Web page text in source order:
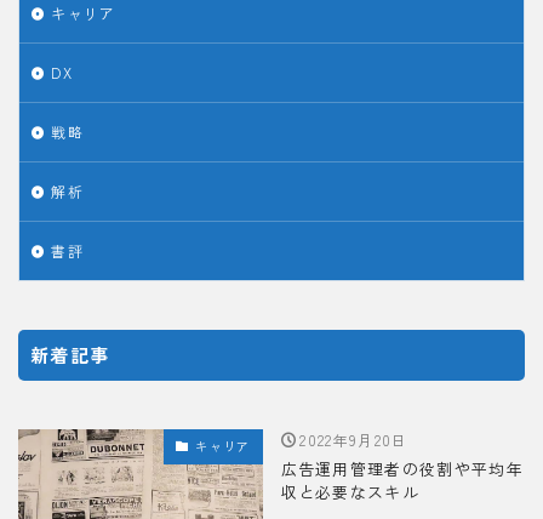
キャリア
DX
戦略
解析
書評
新着記事
キャリア 2022年9月20日
広告運用管理者の役割や平均年
収と必要なスキル